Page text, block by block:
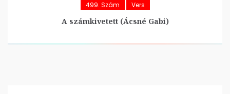
499. Szám Vers
A számkivetett (Ácsné Gabi)